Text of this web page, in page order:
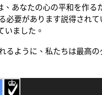
あなたの心の平和を作
要があります説得され
いました。
ように、私たちは最高